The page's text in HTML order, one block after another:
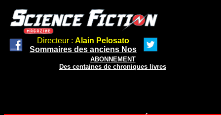
Directeur : Alain Pelosato
Sommaires des anciens Nos
ABONNEMENT
Des centaines de chroniques livres